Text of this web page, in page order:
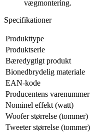
vægmontering.
Specifikationer
Produkttype
Produktserie
Bæredygtigt produkt
Bionedbrydelig materiale
EAN-kode
Producentens varenummer
Nominel effekt (watt)
Woofer størrelse (tommer)
Tweeter størrelse (tommer)